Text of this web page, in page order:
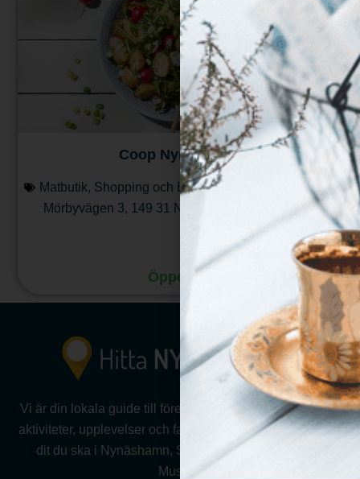
Coop Nynäshamn
Matbutik, Shopping och Butiker
Mörbyvägen 3, 149 31 Nynäshamn
Läs mera
Öppet nu
08:00 - 21:00
Vi är din lokala guide till företag, föreningar, evenemang,
aktiviteter, upplevelser och fastigheter .Vi hjälper dig hitta
dit du ska i Nynäshamn, Sorunda, Ösmo, Torö eller
Muskö.